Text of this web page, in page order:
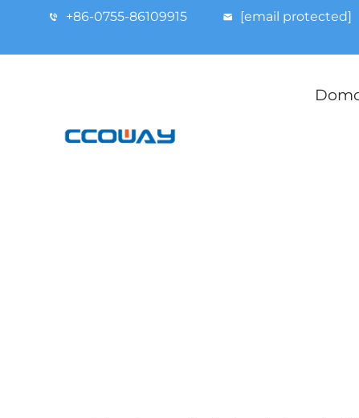
+86-0755-86109915 [email protected]